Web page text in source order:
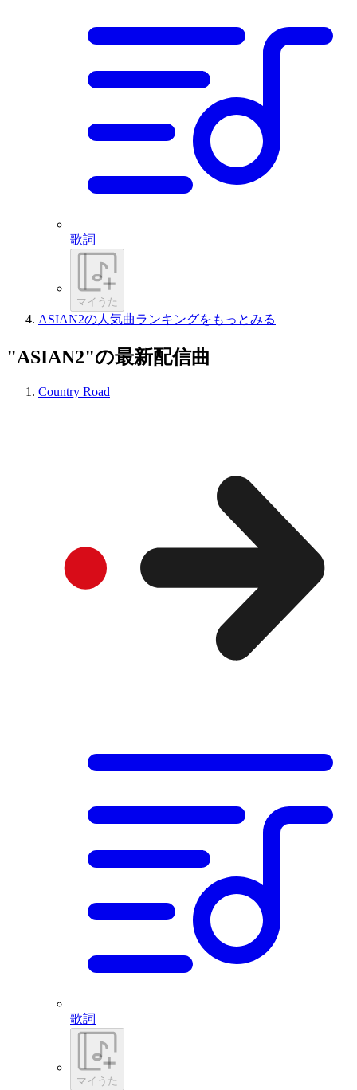
歌詞
マイうた
ASIAN2の人気曲ランキングをもっとみる
"ASIAN2"の最新配信曲
Country Road
歌詞
マイうた